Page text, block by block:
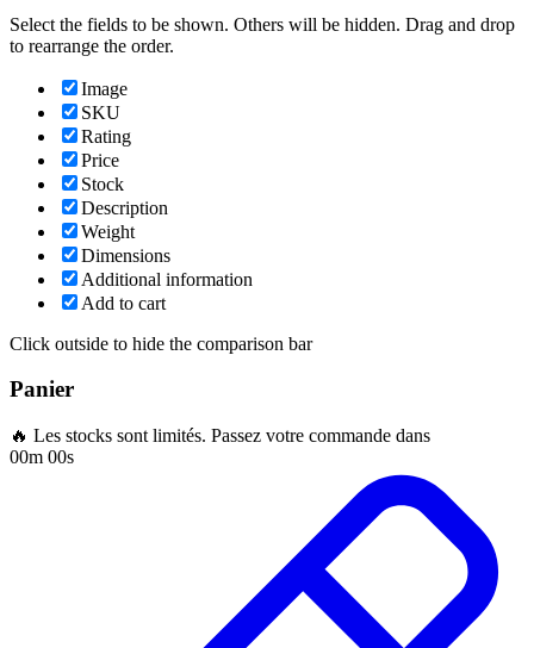
Select the fields to be shown. Others will be hidden. Drag and drop
to rearrange the order.
Image
SKU
Rating
Price
Stock
Description
Weight
Dimensions
Additional information
Add to cart
Click outside to hide the comparison bar
Panier
🔥 Les stocks sont limités. Passez votre commande dans
00m 00s